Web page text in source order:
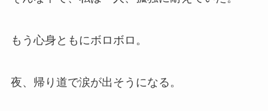
もう心身ともにボロボロ。
夜、帰り道で涙が出そうになる。